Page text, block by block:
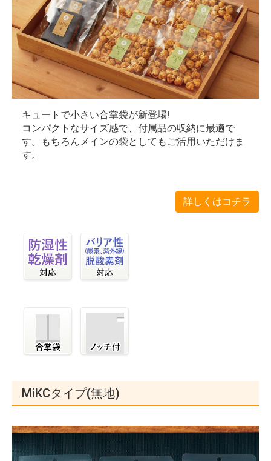
キュートで小さい合掌袋が新登場!
コンパクトなサイズ感で、付属品の収納に最適で
す。もちろんメインの袋としてもご活用いただけま
す。
詳しくはコチラ
MiKCタイプ(無地)